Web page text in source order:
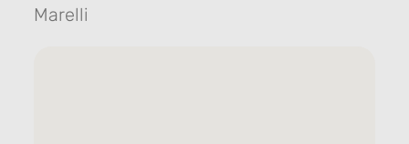
Marelli